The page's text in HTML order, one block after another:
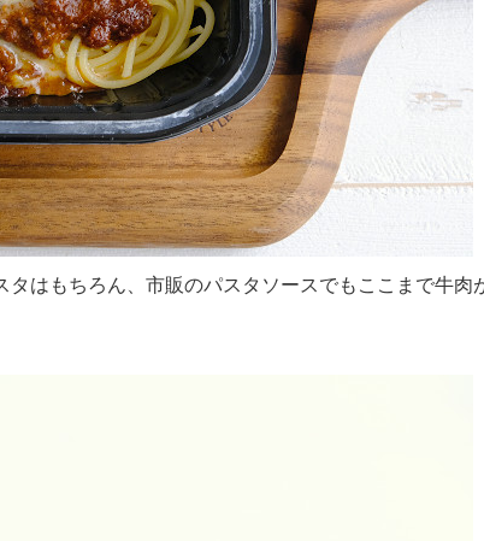
はもちろん、市販のパスタソースでもここまで牛肉